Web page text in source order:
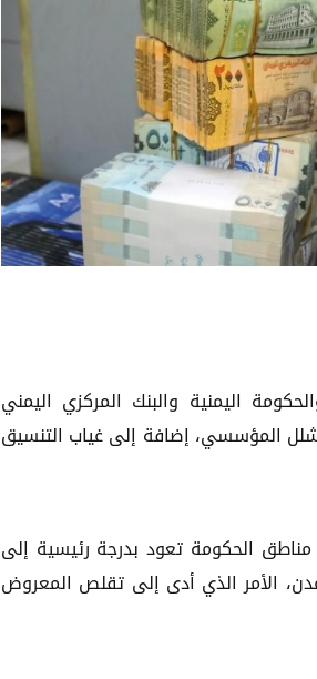
اليمنية والبنك المركزي اليمني
المؤسسي، إضافة إلى غياب التنسيق
الحكومة تعود بدرجة رئيسية إلى
عدن، الأمر الذي أدى إلى تقلص المعروض